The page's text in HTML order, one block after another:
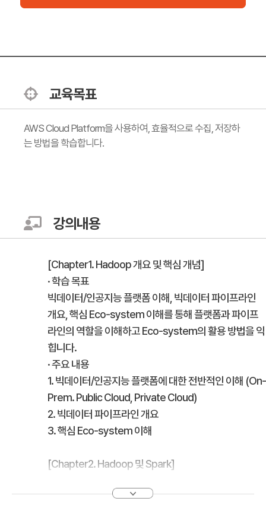
교육목표
AWS Cloud Platform을 사용하여, 효율적으로 수집, 저장하
는 방법을 학습합니다.
강의내용
[Chapter1. Hadoop 개요 및 핵심 개념]
· 학습 목표
빅데이터/인공지능 플랫폼 이해, 빅데이터 파이프라인
개요, 핵심 Eco-system 이해를 통해 플랫폼과 파이프
라인의 역할을 이해하고 Eco-system의 활용 방법을 익
힙니다.
· 주요 내용
1. 빅데이터/인공지능 플랫폼에 대한 전반적인 이해 (On-
Prem. Public Cloud, Private Cloud)
2. 빅데이터 파이프라인 개요
3. 핵심 Eco-system 이해
[Chapter2. Hadoop 및 Spark]
빅데이터 관리와 Distributed Parallel Computing, 어